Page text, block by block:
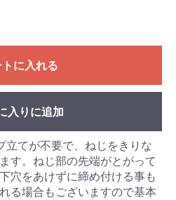
トに入れる
入りに追加
立てが不要で、ねじをきりな
す。ねじ部の先端がとがって
穴をあけずに締め付ける事も
る場合もございますので基本